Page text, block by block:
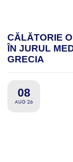
CĂLĂTORIE
ÎN JURUL
GRECIA
08
AUG 26